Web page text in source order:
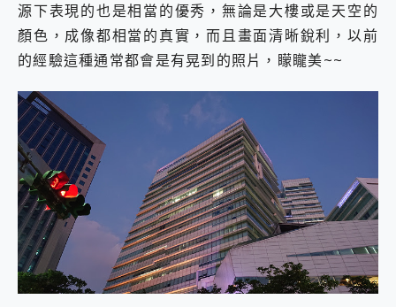
源下表現的也是相當的優秀，無論是大樓或是天空的
顏色，成像都相當的真實，而且畫面清晰銳利，以前
的經驗這種通常都會是有晃到的照片，矇矓美~~